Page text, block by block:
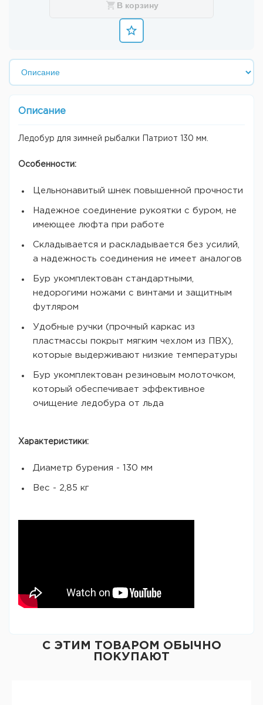
В корзину
Описание
Ледобур для зимней рыбалки Патриот 130 мм.
Особенности:
Цельнонавитый шнек повышенной прочности
Надежное соединение рукоятки с буром, не
имеющее люфта при работе
Складывается и раскладывается без усилий,
а надежность соединения не имеет аналогов
Бур укомплектован стандартными,
недорогими ножами с винтами и защитным
футляром
Удобные ручки (прочный каркас из
пластмассы покрыт мягким чехлом из ПВХ),
которые выдерживают низкие температуры
Бур укомплектован резиновым молоточком,
который обеспечивает эффективное
очищение ледобура от льда
Характеристики:
Диаметр бурения - 130 мм
Вес - 2,85 кг
С ЭТИМ ТОВАРОМ ОБЫЧНО
ПОКУПАЮТ